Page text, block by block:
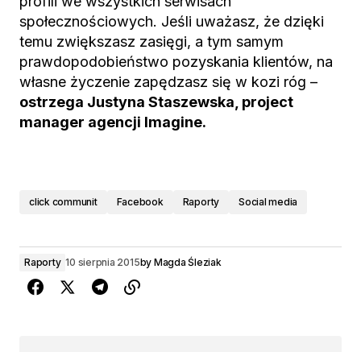
społecznościowych. Jeśli uważasz, że dzięki
temu zwiększasz zasięgi, a tym samym
prawdopodobieństwo pozyskania klientów, na
własne życzenie zapędzasz się w kozi róg –
ostrzega Justyna Staszewska, project
manager agencji Imagine.
click communit Facebook Raporty Social media
Raporty 10 sierpnia 2015by Magda Śleziak